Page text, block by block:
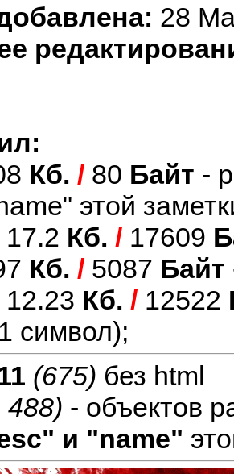
28
Кб. / 80 Байт -
этой
17.2 Кб. / 17609
Кб. / 5087 Байт
12.23 Кб. / 12522
символ);
(675) без html
488) - объектов
и "name"